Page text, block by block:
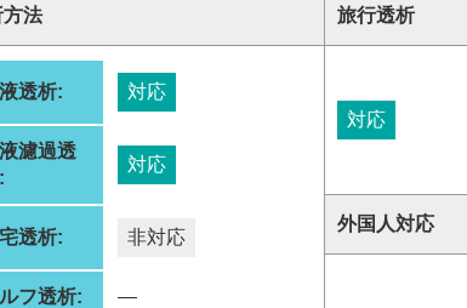
法 旅行透析
透析: 対応
濾過透
対応
透析: 非対応
フ透析: ―
対応
外国人対応